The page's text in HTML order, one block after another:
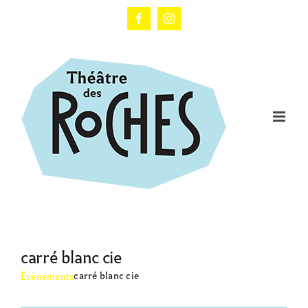
FacebookInstagram
carré blanc cie
Évènementscarré blanc cie